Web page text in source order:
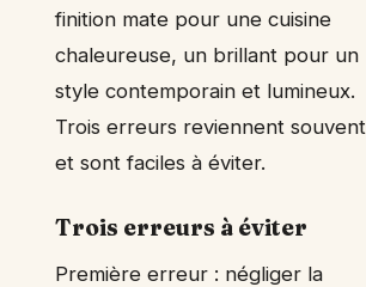
finition mate pour une cuisine
chaleureuse, un brillant pour un
style contemporain et lumineux.
Trois erreurs reviennent souvent
et sont faciles à éviter.
Trois erreurs à éviter
Première erreur : négliger la